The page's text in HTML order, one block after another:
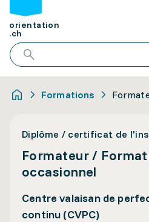
orientation
.ch
Formations
Diplôme / certificat de
Formateur /
occasionnel
Centre valaisan de
continu (CVPC)